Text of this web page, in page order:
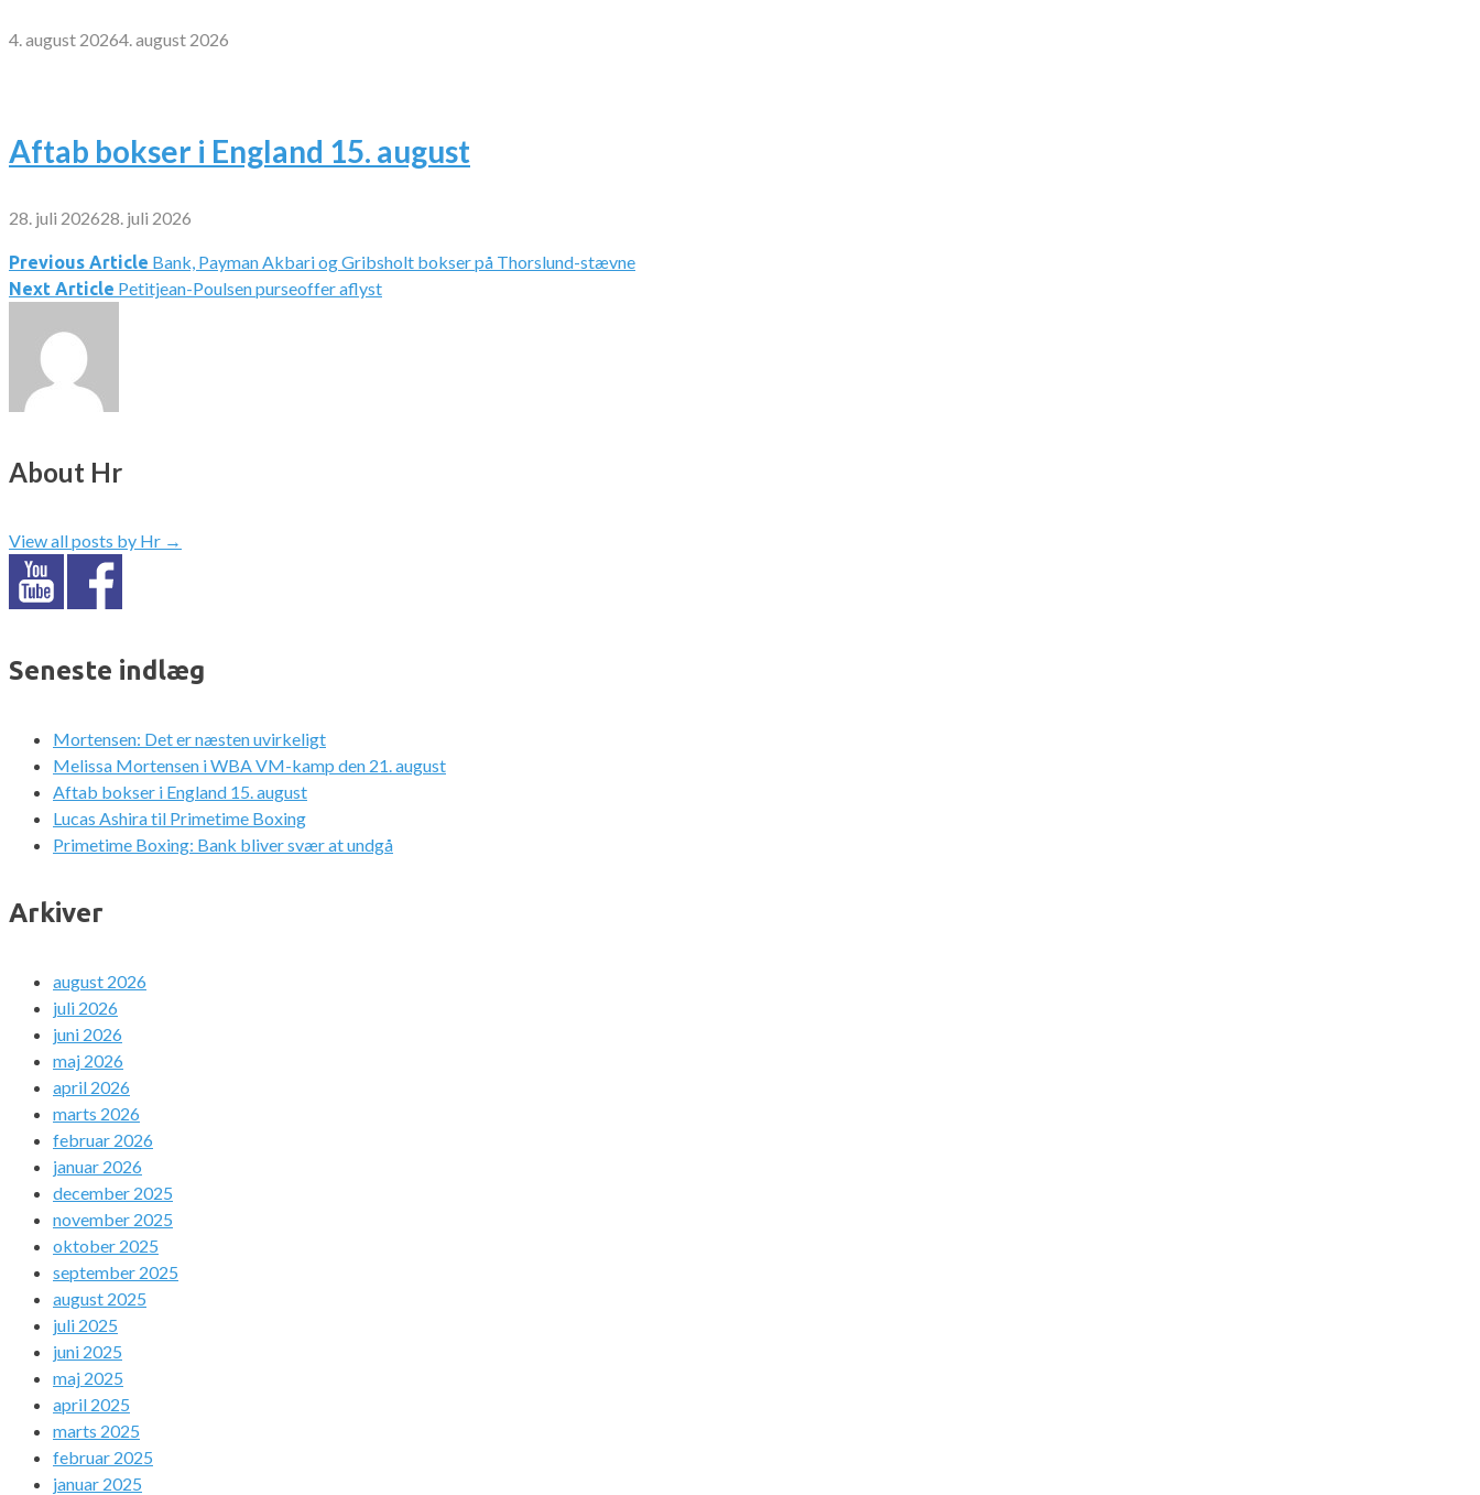
4. august 20264. august 2026
Aftab bokser i England 15. august
28. juli 202628. juli 2026
Indlægsnavigation
Previous Article Bank, Payman Akbari og Gribsholt bokser på Thorslund-stævne
Next Article Petitjean-Poulsen purseoffer aflyst
About Hr
View all posts by Hr →
Seneste indlæg
Mortensen: Det er næsten uvirkeligt
Melissa Mortensen i WBA VM-kamp den 21. august
Aftab bokser i England 15. august
Lucas Ashira til Primetime Boxing
Primetime Boxing: Bank bliver svær at undgå
Arkiver
august 2026
juli 2026
juni 2026
maj 2026
april 2026
marts 2026
februar 2026
januar 2026
december 2025
november 2025
oktober 2025
september 2025
august 2025
juli 2025
juni 2025
maj 2025
april 2025
marts 2025
februar 2025
januar 2025